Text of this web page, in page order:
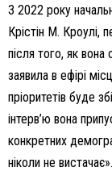
З 2022 року
Крістін М. Кроулі,
після того, як вона
заявила в ефірі
пріоритетів буде
інтерв’ю вона
конкретних
ніколи не вистачає».